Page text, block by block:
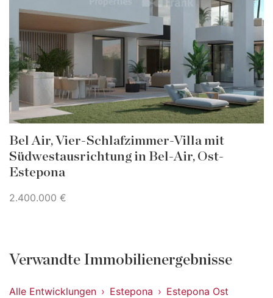
Bel Air, Vier-Schlafzimmer-Villa mit
Südwestausrichtung in Bel-Air, Ost-
Estepona
2.400.000 €
Verwandte Immobilienergebnisse
Alle Entwicklungen Estepona
Estepona Ost